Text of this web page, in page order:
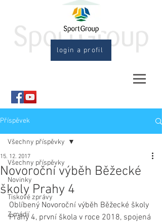
login a profil
Příspěvek
Všechny příspěvky
Novinky
Tiskové zprávy
Z médií
Všechny příspěvky
Novoroční výběh Běžecké
školy Prahy 4
15. 12. 2017
Oblíbený Novoroční výběh Běžecké školy
Prahy 4, první škola v roce 2018, spojená